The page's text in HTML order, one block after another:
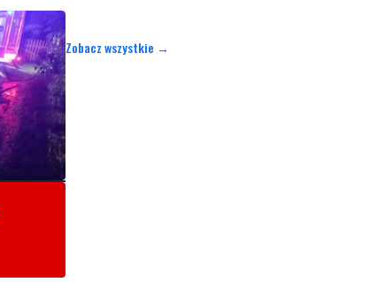
Zobacz wszystkie →